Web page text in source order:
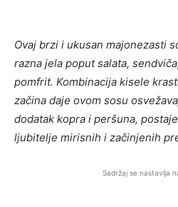
Ovaj brzi i ukusan majonezasti
razna jela poput salata,
pomfrit. Kombinacija kisele
začina daje ovom sosu
dodatak kopra i peršuna,
ljubitelje mirisnih i začinjenih
Sadržaj se nastavlja